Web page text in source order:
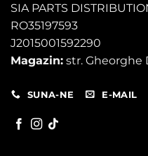
SIA PARTS
RO35197593
J2015001592290
Magazin: str. Gheorghe
SUNA-NE E-MAIL